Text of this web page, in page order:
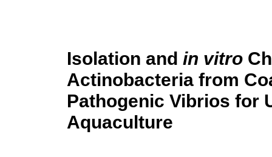
Isolation and in vitro
Actinobacteria from
Pathogenic Vibrios for
Aquaculture